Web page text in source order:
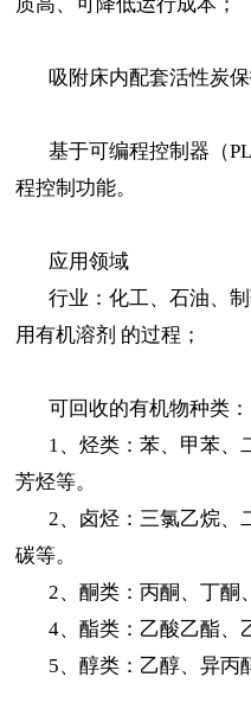
吸附床内配套活性炭
基于可编程控制器（
程控制功能。
应用领域
行业：化工、石油、
用有机溶剂 的过程；
可回收的有机物种类：
1、烃类：苯、甲苯、
芳烃等。
2、卤烃：三氯乙烷、
碳等。
2、酮类：丙酮、丁酮
4、酯类：乙酸乙酯、
5、醇类：乙醇、异丙